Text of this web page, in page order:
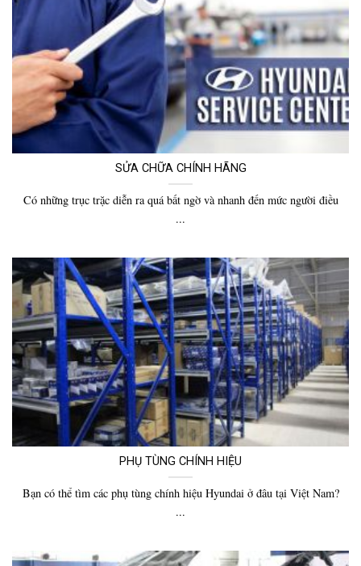
SỬA CHỮA CHÍNH HÃNG
Có những trục trặc diễn ra quá bất ngờ và nhanh đến mức người điều
...
PHỤ TÙNG CHÍNH HIỆU
Bạn có thể tìm các phụ tùng chính hiệu Hyundai ở đâu tại Việt Nam?
...